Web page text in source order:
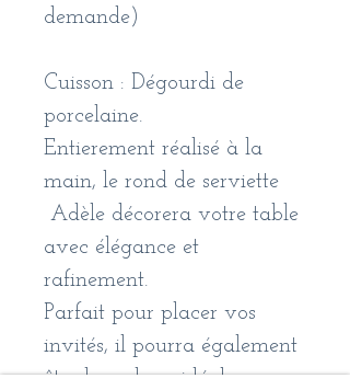
demande)
Cuisson : Dégourdi de
porcelaine.
Entierement réalisé à la
main, le rond de serviette
Adèle décorera votre table
avec élégance et
rafinement.
Parfait pour placer vos
invités, il pourra également
être le cadeau idéal pour